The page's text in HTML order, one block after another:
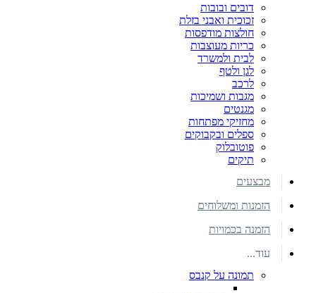
דובים ובובות
זכוכית ואבני בזלת
חולצות מודפסות
כריות מעוצבות
לבית ולמשרד
לגן ולטף
לרכב
מגבות ושמיכות
מגנטים
מחזיקי מפתחות
ספלים ובקבוקים
פוטובלוק
תיקים
מבצעים
הזמנות ומשלוחים
הזמנה בכמויות
עוד...
תמונה על קנבס